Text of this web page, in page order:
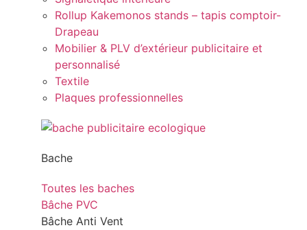
Rollup Kakemonos stands – tapis comptoir-
Drapeau
Mobilier & PLV d’extérieur publicitaire et
personnalisé
Textile
Plaques professionnelles
Bache
Toutes les baches
Bâche PVC
Bâche Anti Vent